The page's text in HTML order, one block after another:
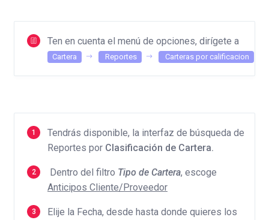
Ten en cuenta el menú de opciones, dirígete a
Cartera Reportes Carteras por calificacion
Tendrás disponible, la interfaz de búsqueda de
Reportes por Clasificación de Cartera.
Dentro del filtro Tipo de Cartera, escoge
Anticipos Cliente/Proveedor
Elije la Fecha, desde hasta donde quieres los